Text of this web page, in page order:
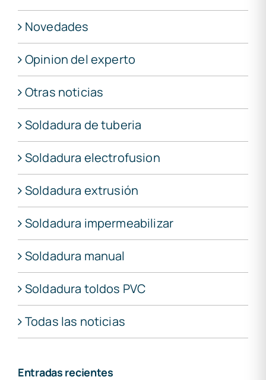
Novedades
Opinion del experto
Otras noticias
Soldadura de tuberia
Soldadura electrofusion
Soldadura extrusión
Soldadura impermeabilizar
Soldadura manual
Soldadura toldos PVC
Todas las noticias
Entradas recientes